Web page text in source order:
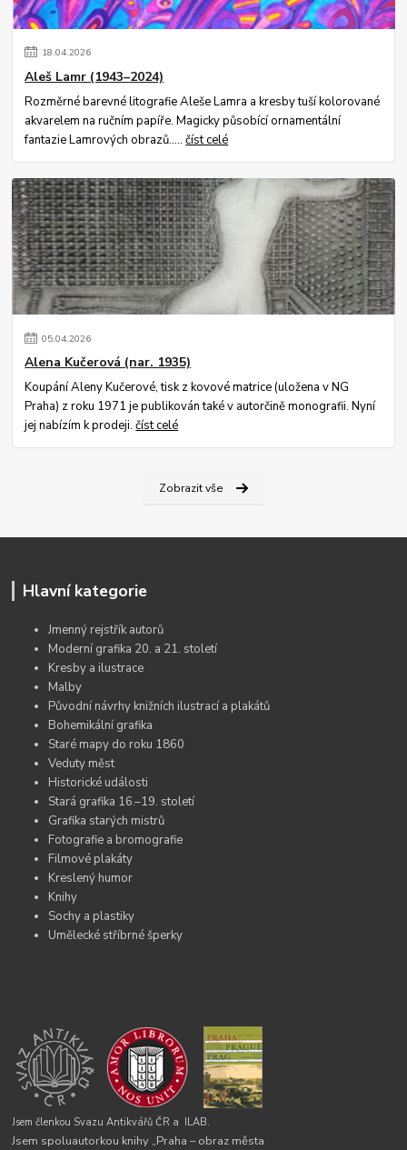
18.04.2026
Aleš Lamr (1943–2024)
Rozměrné barevné litografie Aleše Lamra a kresby tuší kolorované
akvarelem na ručním papíře. Magicky působící ornamentální
fantazie Lamrových obrazů.....číst celé
05.04.2026
Alena Kučerová (nar. 1935)
Koupání Aleny Kučerové, tisk z kovové matrice (uložena v NG
Praha) z roku 1971 je publikován také v autorčině monografii. Nyní
jej nabízím k prodeji.číst celé
Zobrazit vše
Hlavní kategorie
Jmenný rejstřík autorů
Moderní grafika 20. a 21. století
Kresby a ilustrace
Malby
Původní návrhy knižních ilustrací a plakátů
Bohemikální grafika
Staré mapy do roku 1860
Veduty měst
Historické události
Stará grafika 16.–19. století
Grafika starých mistrů
Fotografie a bromografie
Filmové plakáty
Kreslený humor
Knihy
Sochy a plastiky
Umělecké stříbrné šperky
Jsem členkou Svazu Antikvářů ČR a ILAB.
Jsem spoluautorkou knihy „Praha – obraz města